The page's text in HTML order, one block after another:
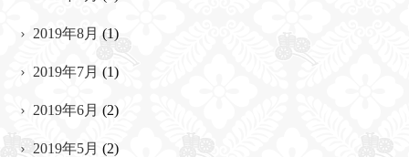
2019年8月 (1)
2019年7月 (1)
2019年6月 (2)
2019年5月 (2)